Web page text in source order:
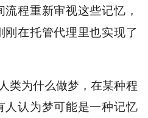
程重新审视这些记忆，
在托管代理里也实现了
类为什么做梦，在某种程
人认为梦可能是一种记忆